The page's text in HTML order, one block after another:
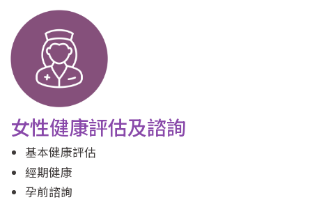
女性健康評估及諮詢
基本健康評估
經期健康
孕前諮詢